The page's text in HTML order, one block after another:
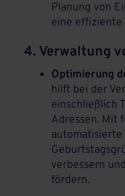
Planung von
eine effiziente
4. Verwaltung
Optimierung
hilft bei der
einschließlich
Adressen. Mit
automatisierte
verbessern
fördern.